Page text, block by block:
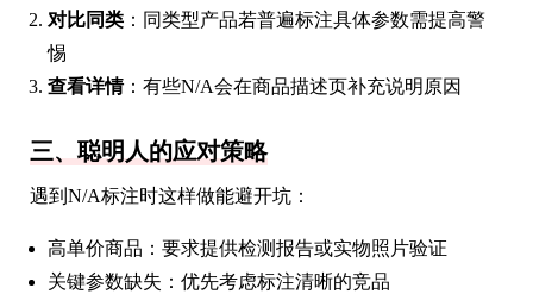
对比同类 ：同类型产品若普遍标注具体参数需提高警
惕
查看详情：有些N/A会在商品描述页补充说明原因
三、聪明人的应对策略
遇到N/A标注时这样做能避开坑：
高单价商品：要求提供检测报告或实物照片验证
关键参数缺失：优先考虑标注清晰的竞品